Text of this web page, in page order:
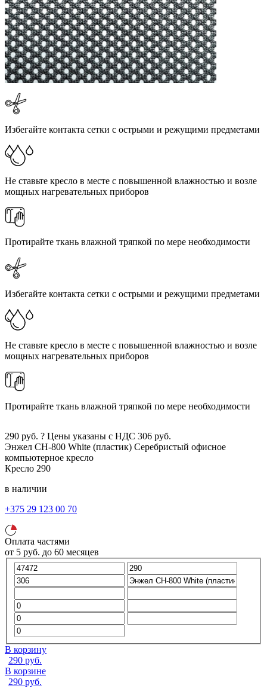
Избегайте контакта сетки с острыми и режущими предметами
Не ставьте кресло в месте с повышенной влажностью и возле
мощных нагревательных приборов
Протирайте ткань влажной тряпкой по мере необходимости
Избегайте контакта сетки с острыми и режущими предметами
Не ставьте кресло в месте с повышенной влажностью и возле
мощных нагревательных приборов
Протирайте ткань влажной тряпкой по мере необходимости
290 руб. ? Цены указаны с НДС 306 руб.
Энжел CH-800 White (пластик) Серебристый офисное
компьютерное кресло
Кресло 290
в наличии
+375 29 123 00 70
Оплата частями
от 5 руб. до 60 месяцев
В корзину
290 руб.
В корзине
290 руб.